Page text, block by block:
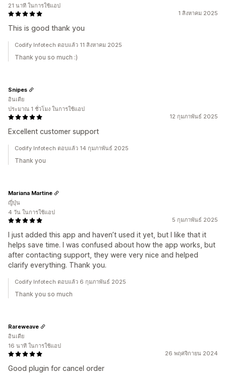
1 สิงหาคม 2025
This is good thank you
21 นาที ในการใช้แอป
Codify Infotech ตอบแล้ว 11 สิงหาคม 2025
Thank you so much :)
12 กุมภาพันธ์ 2025
Excellent customer support
Snipes
อินเดีย
ประมาณ 1 ชั่วโมง ในการใช้แอป
Codify Infotech ตอบแล้ว 14 กุมภาพันธ์ 2025
Thank you
5 กุมภาพันธ์ 2025
I just added this app and haven’t used it yet, but I like that it
helps save time. I was confused about how the app works, but
after contacting support, they were very nice and helped
clarify everything. Thank you.
Mariana Martine
ญี่ปุ่น
4 วัน ในการใช้แอป
Codify Infotech ตอบแล้ว 6 กุมภาพันธ์ 2025
Thank you so much
26 พฤศจิกายน 2024
Good plugin for cancel order
Rareweave
อินเดีย
16 นาที ในการใช้แอป